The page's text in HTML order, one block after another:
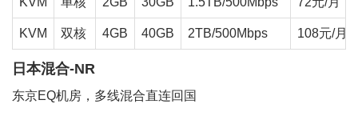
KVM 双核 4GB 40GB 2TB/500Mbps 108元/月
日本混合-NR
东京EQ机房，多线混合直连回国